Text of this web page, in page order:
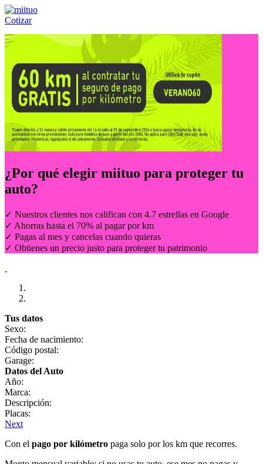
Cotizar
Llámanos al:(55) 84-21-05-00 ó
¿Por qué elegir miituo para proteger tu
auto?
✓ Nuestros clientes nos califican con 4.7 estrellas en Google
✓ Ahorras hasta el 70% al pagar por km
✓ Pagas al mes y cancelas cuando quieras
✓ Obtienes un precio justo para proteger tu patrimonio
Tus datos
Sexo:
Fecha de nacimiento:
Código postal:
Garage:
Datos del Auto
Año:
Marca:
Descripción:
Placas:
Next
Con el pago por kilómetro paga solo por los km que recorres.